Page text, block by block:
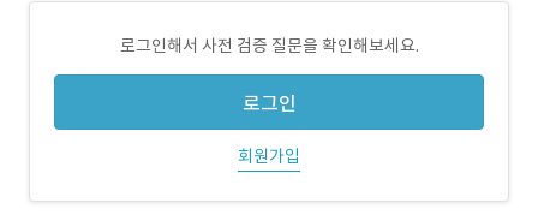
로그인해서 사전 검증 질문을 확인해보세요.
로그인
회원가입